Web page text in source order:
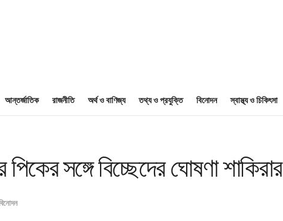
আন্তর্জাতিক রাজনীতি অর্থ ও বাণিজ্য তথ্য ও প্রযুক্তি বিনোদন স্বাস্থ্য ও চিকিৎসা
সঙ্গে বিচ্ছেদের ঘোষণা শাকিরার